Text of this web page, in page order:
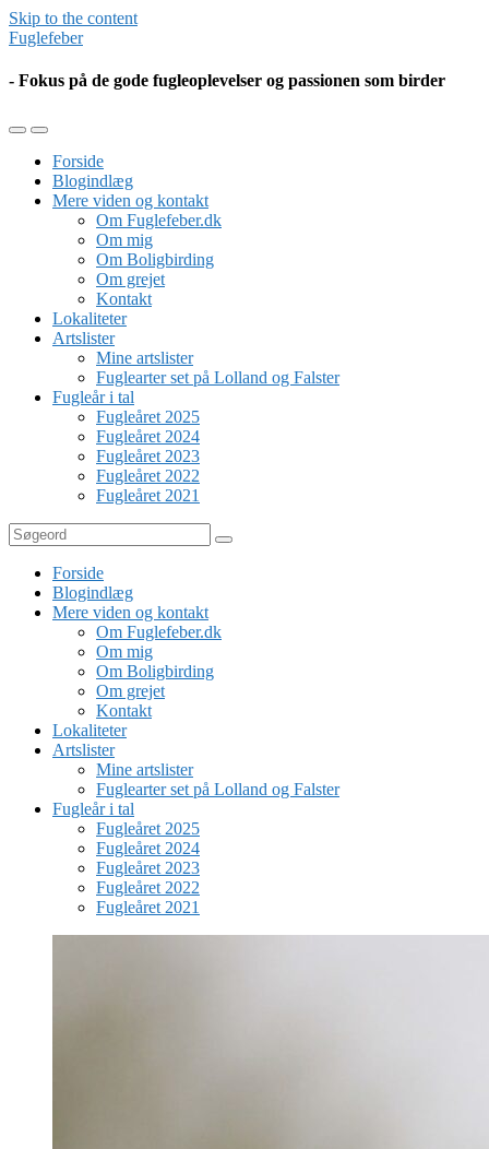
Skip to the content
Fuglefeber
- Fokus på de gode fugleoplevelser og passionen som birder
Toggle
mobile
menu
Toggle
the
search
field
Forside
Blogindlæg
Mere viden og kontakt
Om Fuglefeber.dk
Om mig
Om Boligbirding
Om grejet
Kontakt
Lokaliteter
Artslister
Mine artslister
Fuglearter set på Lolland og Falster
Fugleår i tal
Fugleåret 2025
Fugleåret 2024
Fugleåret 2023
Fugleåret 2022
Fugleåret 2021
Søg
Forside
Blogindlæg
Mere viden og kontakt
Om Fuglefeber.dk
Om mig
Om Boligbirding
Om grejet
Kontakt
Lokaliteter
Artslister
Mine artslister
Fuglearter set på Lolland og Falster
Fugleår i tal
Fugleåret 2025
Fugleåret 2024
Fugleåret 2023
Fugleåret 2022
Fugleåret 2021